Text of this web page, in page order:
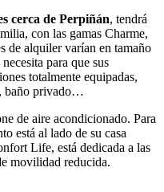
cerca de Perpiñán, tendrá
con las gamas Charme,
de alquiler varían en tamaño
para que sus
totalmente equipadas,
baño privado…
de aire acondicionado. Para
está al lado de su casa
Life, está dedicada a las
movilidad reducida.